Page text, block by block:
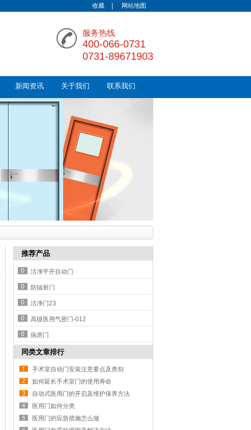
收藏 网站地图
服务热线
400-066-0731
0731-89671903
新闻资讯 关于我们 联系我们
推荐产品
0 洁净平开自动门
0 防辐射门
0 洁净门23
0 高级医用气密门-012
0 病房门
同类文章排行
手术室自动门安装注意要点及类别
如何延长手术室门的使用寿命
自动式医用门的开启及维护保养方法
医用门如何分类
医用门的应急措施怎么做